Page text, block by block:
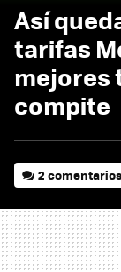
Así
tarifas
mejores
compite
2 comentarios